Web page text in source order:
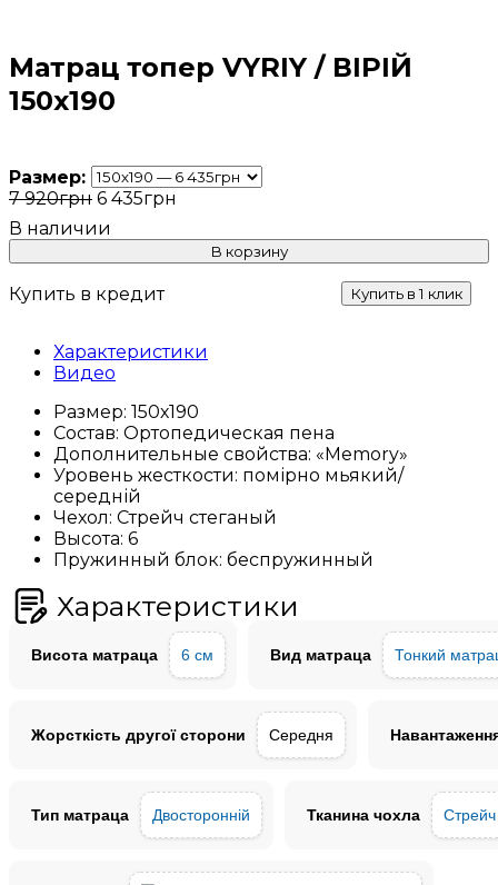
Матрац топер VYRIY / ВІРІЙ
150х190
Размер:
7 920грн 6 435грн
В корзину
Купить в кредит Купить в 1 клик
Характеристики
Видео
Размер: 150х190
Состав: Ортопедическая пена
Дополнительные свойства: «Memory»
Уровень жесткости: помірно мьякий/
середній
Чехол: Стрейч стеганый
Высота: 6
Пружинный блок: беспружинный
Характеристики
Висота матраца 6 см Вид матраца Тонкий
Жорсткість другої сторони Середня
Тип матраца Двосторонній Тканина чохла Стрейч